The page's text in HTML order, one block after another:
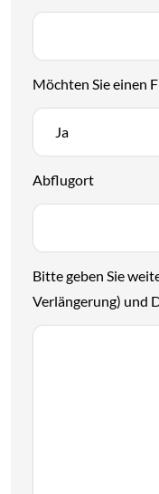
Möchten Sie einen
Ja
Abflugort
Bitte geben Sie
Verlängerung) und